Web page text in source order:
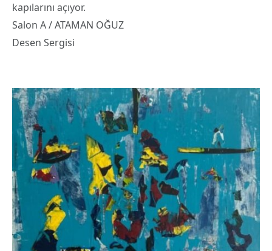
kapılarını açıyor.
Salon A / ATAMAN OĞUZ
Desen Sergisi